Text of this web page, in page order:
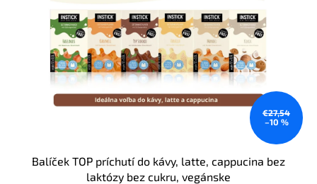
€27,54
–10 %
Balíček TOP príchutí do kávy, latte, cappucina bez
laktózy bez cukru, vegánske